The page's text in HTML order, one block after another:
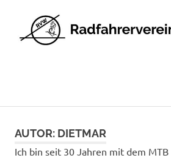
InhaltAUTOR: DIETMAR
Ich bin seit 30 Jahren mit dem